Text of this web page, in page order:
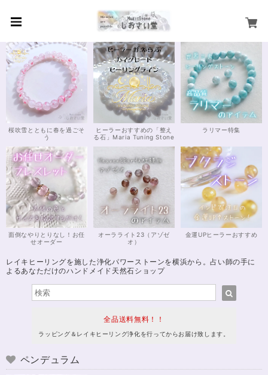
桜吹雪とともに春を過ごそ
う
ヒーラーおすすめの「整え
る石」Maria Tuning Stone
ラリマー特集
面倒なやりとりなし！お任
せオーダー
オーラライト23（アゾゼ
オ）
金運UPヒーラーおすすめ
レイキヒーリングを施した浄化パワーストーンを横浜から。占い師の手に
よるあなただけのハンドメイド天然石ショップ
全品送料無料！！
ラッピング＆レイキヒーリング浄化を行ってからお届け致します。
ペンデュラム